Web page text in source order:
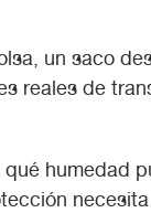
un saco
reales de
humedad